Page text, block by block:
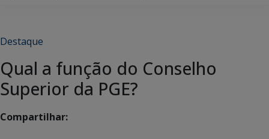
Destaque
Qual a função do Conselho
Superior da PGE?
Compartilhar: